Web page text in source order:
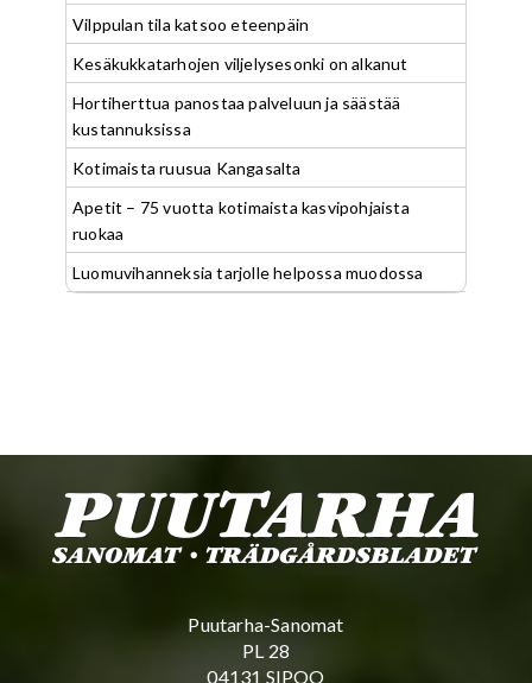
Vilppulan tila katsoo eteenpäin
Kesäkukkatarhojen viljelysesonki on alkanut
Hortiherttua panostaa palveluun ja säästää
kustannuksissa
Kotimaista ruusua Kangasalta
Apetit – 75 vuotta kotimaista kasvipohjaista
ruokaa
Luomuvihanneksia tarjolle helpossa muodossa
Puutarha-Sanomat
PL 28
04131 SIPOO